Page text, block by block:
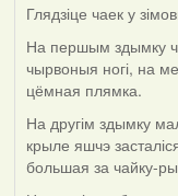
In
reply
to
by
Глядзіце чаек у
На першым здымку
чырвоныя ногі, на
цёмная плямка.
На другім здымку
крыле яшчэ
большая за чайку-